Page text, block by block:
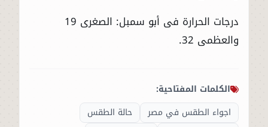
درجات الحرارة فى أبو سمبل: الصغرى 19
والعظمى 32.
الكلمات المفتاحية:
اجواء الطقس في مصر
حالة الطقس